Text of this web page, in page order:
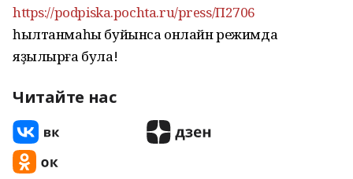
https://podpiska.pochta.ru/press/П2706
һылтанмаһы буйынса онлайн режимда
яҙылырға була!
Читайте нас